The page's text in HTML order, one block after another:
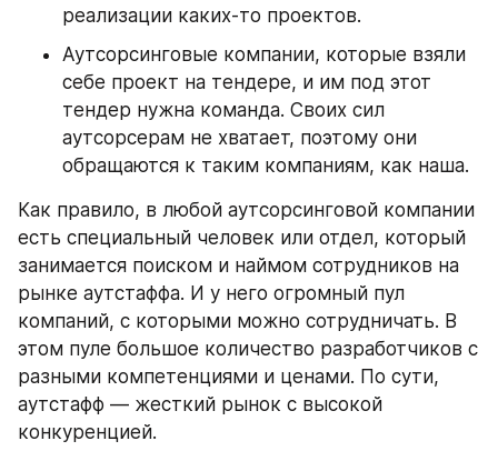
реализации каких-то проектов.
Аутсорсинговые компании, которые взяли
себе проект на тендере, и им под этот
тендер нужна команда. Своих сил
аутсорсерам не хватает, поэтому они
обращаются к таким компаниям, как наша.
Как правило, в любой аутсорсинговой компании
есть специальный человек или отдел, который
занимается поиском и наймом сотрудников на
рынке аутстаффа. И у него огромный пул
компаний, с которыми можно сотрудничать. В
этом пуле большое количество разработчиков с
разными компетенциями и ценами. По сути,
аутстафф — жесткий рынок с высокой
конкуренцией.